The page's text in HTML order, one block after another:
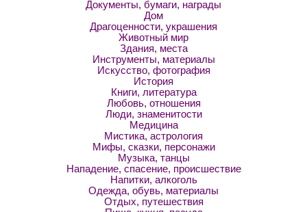
Документы, бумаги, награды
Дом
Драгоценности, украшения
Животный мир
Здания, места
Инструменты, материалы
Искусство, фотография
История
Книги, литература
Любовь, отношения
Люди, знаменитости
Медицина
Мистика, астрология
Мифы, сказки, персонажи
Музыка, танцы
Нападение, спасение, происшествие
Напитки, алкоголь
Одежда, обувь, материалы
Отдых, путешествия